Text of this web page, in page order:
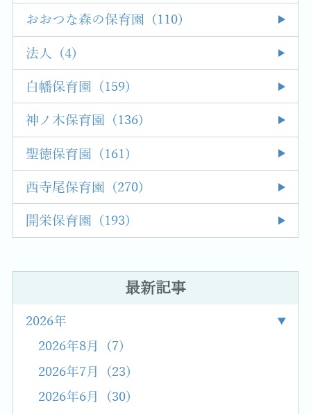
おおつな森の保育園 (110)
法人 (4)
白幡保育園 (159)
神ノ木保育園 (136)
聖徳保育園 (161)
西寺尾保育園 (270)
開栄保育園 (193)
最新記事
2026年
2026年8月 (7)
2026年7月 (23)
2026年6月 (30)